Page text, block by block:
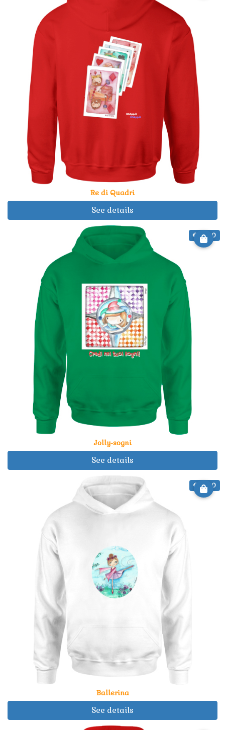
Re di Quadri
See details
€ 34.90
Jolly-sogni
See details
€ 29.90
Ballerina
See details